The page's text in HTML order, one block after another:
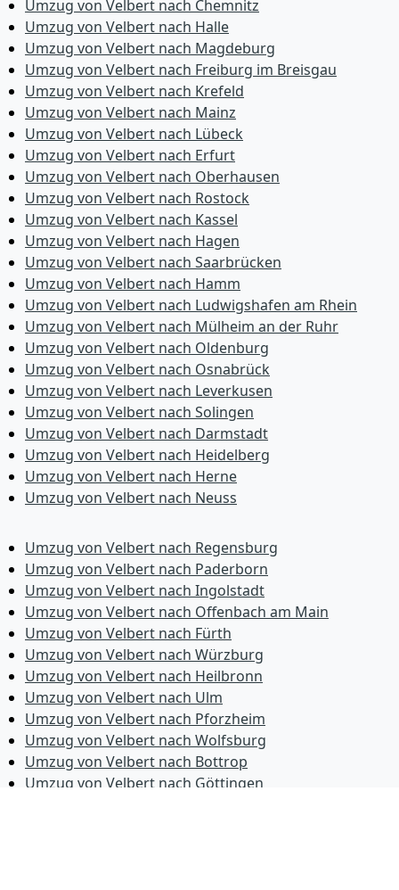
Umzug von Velbert nach Chemnitz
Umzug von Velbert nach Halle
Umzug von Velbert nach Magdeburg
Umzug von Velbert nach Freiburg im Breisgau
Umzug von Velbert nach Krefeld
Umzug von Velbert nach Mainz
Umzug von Velbert nach Lübeck
Umzug von Velbert nach Erfurt
Umzug von Velbert nach Oberhausen
Umzug von Velbert nach Rostock
Umzug von Velbert nach Kassel
Umzug von Velbert nach Hagen
Umzug von Velbert nach Saarbrücken
Umzug von Velbert nach Hamm
Umzug von Velbert nach Ludwigshafen am Rhein
Umzug von Velbert nach Mülheim an der Ruhr
Umzug von Velbert nach Oldenburg
Umzug von Velbert nach Osnabrück
Umzug von Velbert nach Leverkusen
Umzug von Velbert nach Solingen
Umzug von Velbert nach Darmstadt
Umzug von Velbert nach Heidelberg
Umzug von Velbert nach Herne
Umzug von Velbert nach Neuss
Umzug von Velbert nach Regensburg
Umzug von Velbert nach Paderborn
Umzug von Velbert nach Ingolstadt
Umzug von Velbert nach Offenbach am Main
Umzug von Velbert nach Fürth
Umzug von Velbert nach Würzburg
Umzug von Velbert nach Heilbronn
Umzug von Velbert nach Ulm
Umzug von Velbert nach Pforzheim
Umzug von Velbert nach Wolfsburg
Umzug von Velbert nach Bottrop
Umzug von Velbert nach Göttingen